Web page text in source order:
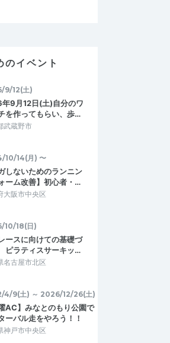
のイベント
9/12(土)
9月12日(土)自分のワ
を作ってもらい、歩…
武蔵野市
10/14(月) 〜
しないためのランニン
ーム改善】初心者・…
大阪市中央区
10/18(日)
ースに向けての基礎づ
ピラティスサーキッ…
名古屋市北区
4/9(土) ～ 2026/12/26(土)
曜AC】みなとのもり公園で
ーバル走をやろう！！
神戸市中央区